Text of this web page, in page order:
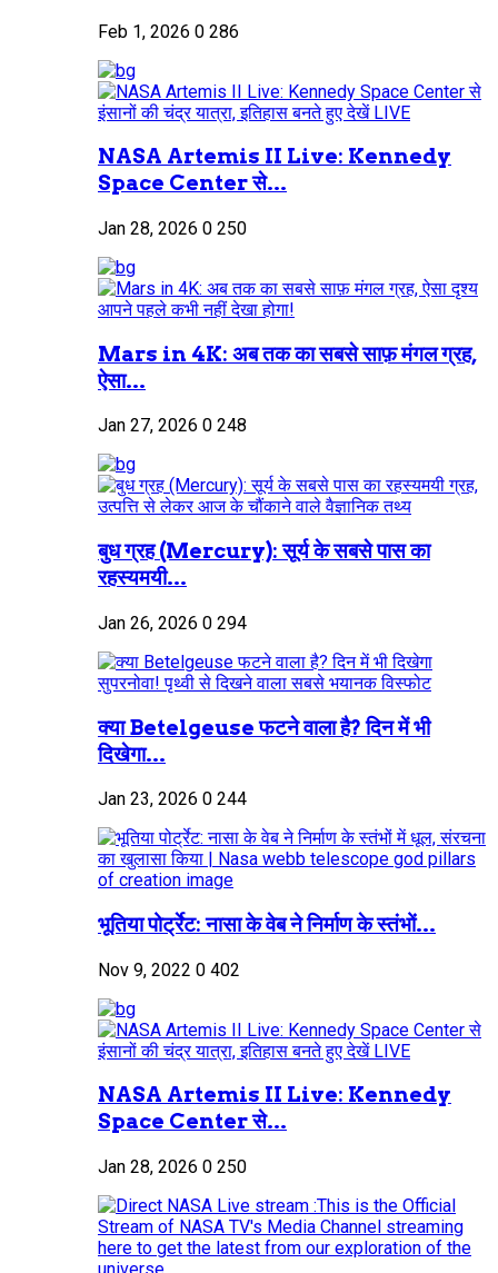
Feb 1, 2026 0 286
NASA Artemis II Live: Kennedy
Space Center से...
Jan 28, 2026 0 250
Mars in 4K: अब तक का सबसे साफ़ मंगल ग्रह,
ऐसा...
Jan 27, 2026 0 248
बुध ग्रह (Mercury): सूर्य के सबसे पास का
रहस्यमयी...
Jan 26, 2026 0 294
क्या Betelgeuse फटने वाला है? दिन में भी
दिखेगा...
Jan 23, 2026 0 244
भूतिया पोर्ट्रेट: नासा के वेब ने निर्माण के स्तंभों...
Nov 9, 2022 0 402
NASA Artemis II Live: Kennedy
Space Center से...
Jan 28, 2026 0 250